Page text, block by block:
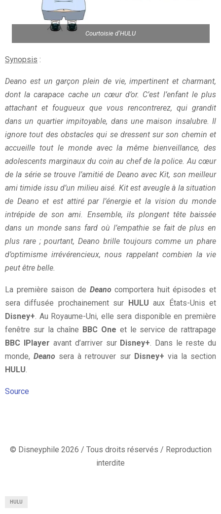
Courtoisie d’HULU
Synopsis :
Deano est un garçon plein de vie, impertinent et charmant,
dont la carapace cache un cœur d’or. C’est l’enfant le plus
attachant et fougueux que vous rencontrerez, qui grandit
dans un quartier impitoyable, dans une maison insalubre. Il
ignore tout des obstacles qui se dressent sur son chemin et
accueille tout le monde avec la même bienveillance, des
adolescents marginaux du coin au chef de la police. Au cœur
de la série se trouve l’amitié de Deano avec Kit, son meilleur
ami timide issu d’un milieu aisé. Kit est aveugle à la situation
de Deano et est attiré par l’énergie et la vision du monde
intrépide de son ami. Ensemble, ils plongent tête baissée
dans un monde sans fard où l’empathie se fait de plus en
plus rare ; pourtant, Deano brille toujours comme un phare
d’optimisme irrévérencieux, nous rappelant combien la vie
peut être belle.
La première saison de Deanocomportera huit épisodes et
sera diffusée prochainement sur HULU aux États-Unis et
Disney+ . Au Royaume-Uni, elle sera disponible en première
fenêtre sur la chaîne BBC One et le service de rattrapage
BBC IPlayer avant d’arriver sur Disney+ . Dans le reste du
monde,Deano sera à retrouver sur Disney+ via la section
HULU
Source
© Disneyphile 2026 / Tous droits réservés / Reproduction
interdite
HULU